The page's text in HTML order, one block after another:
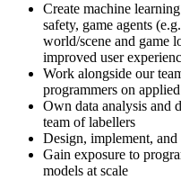
Create machine
safety, game agents
world/scene and game
improved user
Work alongside our
programmers on
Own data analysis and
team of labellers
Design, implement,
Gain exposure to
models at scale